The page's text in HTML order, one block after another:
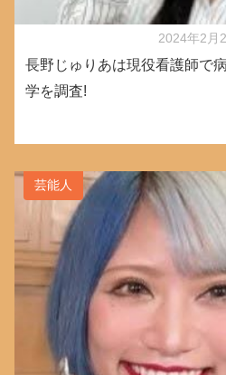
2024年2月
長野じゅりあは現役看護師で
学を調査!
芸能人